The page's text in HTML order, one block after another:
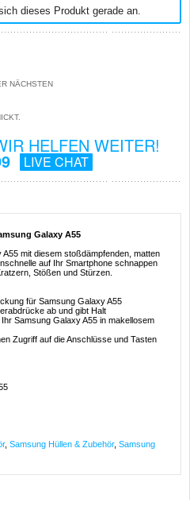
dieses Produkt gerade an.
NÄCHSTEN
HELFEN WEITER!
LIVE CHAT
Galaxy A55
mit diesem stoßdämpfenden, matten
auf Ihr Smartphone schnappen
Stößen und Stürzen.
für Samsung Galaxy A55
ab und gibt Halt
Samsung Galaxy A55 in makellosem
Zugriff auf die Anschlüsse und Tasten
, Samsung Hüllen & Zubehör, Samsung